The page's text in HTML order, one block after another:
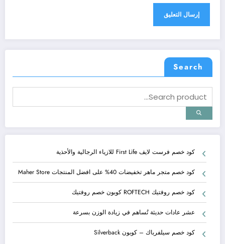
Search
كود خصم فرست لايف First Life للازياء الرجالية والأحذية
كود خصم متجر ماهر تخفيضات 40% على افضل المنتجات Maher Store
كود خصم روفتيك ROFTECH كوبون خصم روفتيك
عشر عادات حديثة تُساهم في زيادة الوزن بسرعة
كود خصم سيلفرباك – كوبون Silverback